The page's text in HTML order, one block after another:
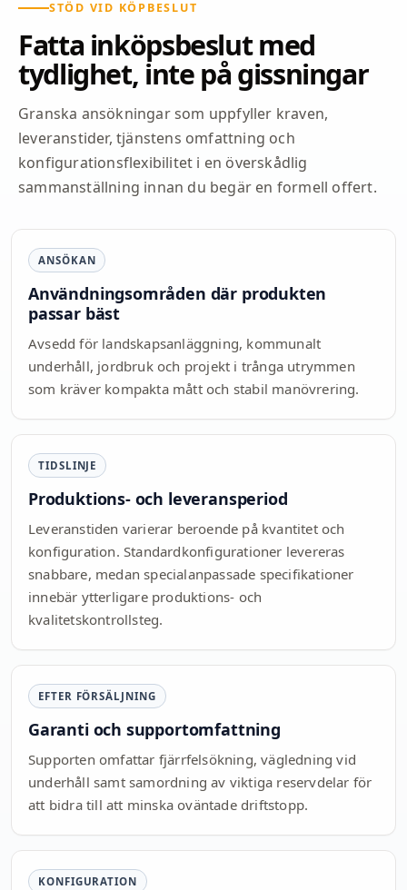
STÖD VID KÖPBESLUT
Fatta inköpsbeslut med
tydlighet, inte på gissningar
Granska ansökningar som uppfyller kraven,
leveranstider, tjänstens omfattning och
konfigurationsflexibilitet i en överskådlig
sammanställning innan du begär en formell offert.
ANSÖKAN
Användningsområden där produkten
passar bäst
Avsedd för landskapsanläggning, kommunalt
underhåll, jordbruk och projekt i trånga utrymmen
som kräver kompakta mått och stabil manövrering.
TIDSLINJE
Produktions- och leveransperiod
Leveranstiden varierar beroende på kvantitet och
konfiguration. Standardkonfigurationer levereras
snabbare, medan specialanpassade specifikationer
innebär ytterligare produktions- och
kvalitetskontrollsteg.
EFTER FÖRSÄLJNING
Garanti och supportomfattning
Supporten omfattar fjärrfelsökning, vägledning vid
underhåll samt samordning av viktiga reservdelar för
att bidra till att minska oväntade driftstopp.
KONFIGURATION